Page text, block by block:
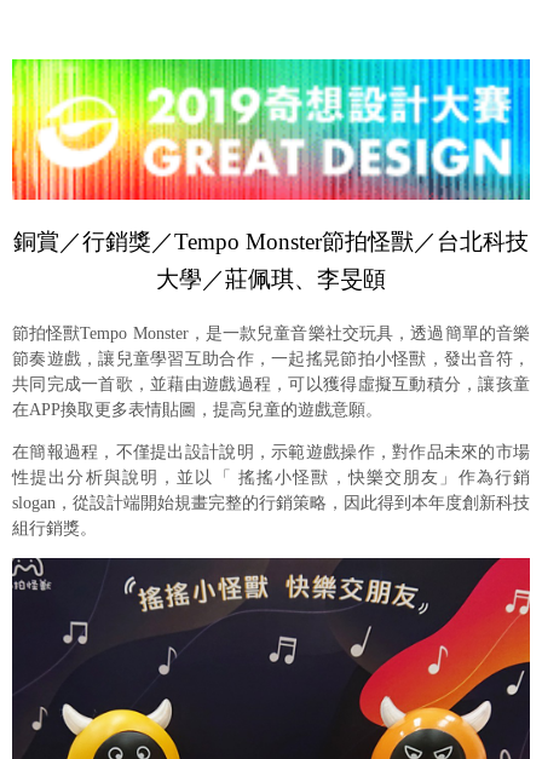
銅賞／行銷獎／Tempo Monster節拍怪獸／台北科技
大學／莊佩琪、李旻頤
節拍怪獸Tempo Monster，是一款兒童音樂社交玩具，透過簡單的音樂
節奏遊戲，讓兒童學習互助合作，一起搖晃節拍小怪獸，發出音符，
共同完成一首歌，並藉由遊戲過程，可以獲得虛擬互動積分，讓孩童
在APP換取更多表情貼圖，提高兒童的遊戲意願。
在簡報過程，不僅提出設計說明，示範遊戲操作，對作品未來的市場
性提出分析與說明，並以「 搖搖小怪獸，快樂交朋友」作為行銷
slogan，從設計端開始規畫完整的行銷策略，因此得到本年度創新科技
組行銷獎。